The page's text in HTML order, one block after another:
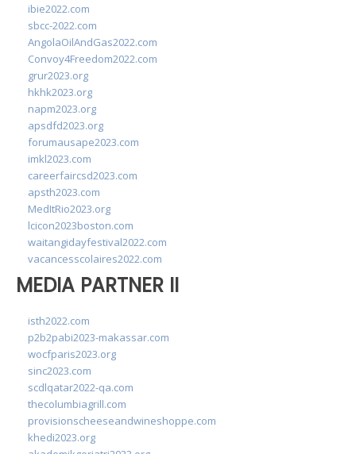
ibie2022.com
sbcc-2022.com
AngolaOilAndGas2022.com
Convoy4Freedom2022.com
grur2023.org
hkhk2023.org
napm2023.org
apsdfd2023.org
forumausape2023.com
imkl2023.com
careerfaircsd2023.com
apsth2023.com
MedItRio2023.org
lcicon2023boston.com
waitangidayfestival2022.com
vacancesscolaires2022.com
MEDIA PARTNER II
isth2022.com
p2b2pabi2023-makassar.com
wocfparis2023.org
sinc2023.com
scdlqatar2022-qa.com
thecolumbiagrill.com
provisionscheeseandwineshoppe.com
khedi2023.org